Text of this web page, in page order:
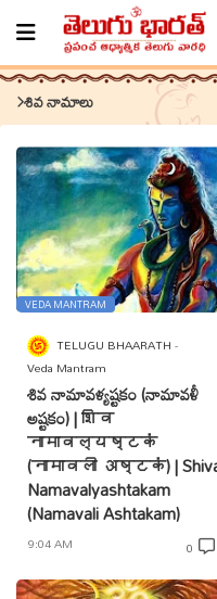
శివ నామాలు
VEDA MANTRAM
TELUGU BHAARATH
Veda Mantram
శివ నామావళ్యష్టకం (నామావళీ
అష్టకం) | शिव
नामावल्यष्टकं
(नामावली अष्टकं) |
Namavalyashtakam
(Namavali Ashtakam)
9:04 AM 0